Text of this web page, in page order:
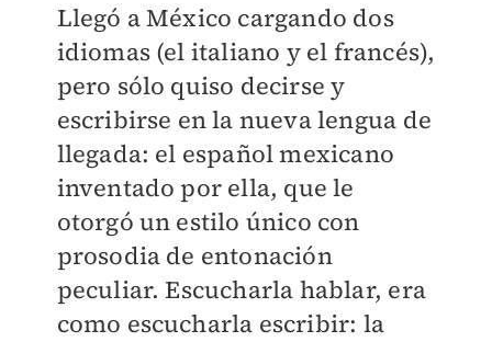
Llegó a México cargando dos
idiomas (el italiano y el francés),
pero sólo quiso decirse y
escribirse en la nueva lengua de
llegada: el español mexicano
inventado por ella, que le
otorgó un estilo único con
prosodia de entonación
peculiar. Escucharla hablar, era
como escucharla escribir: la